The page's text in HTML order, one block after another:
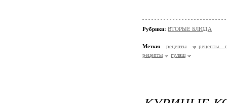
Рубрики: ВТОРЫЕ БЛЮДА
Метки: рецепты
рецепты
рецепты
гуляш